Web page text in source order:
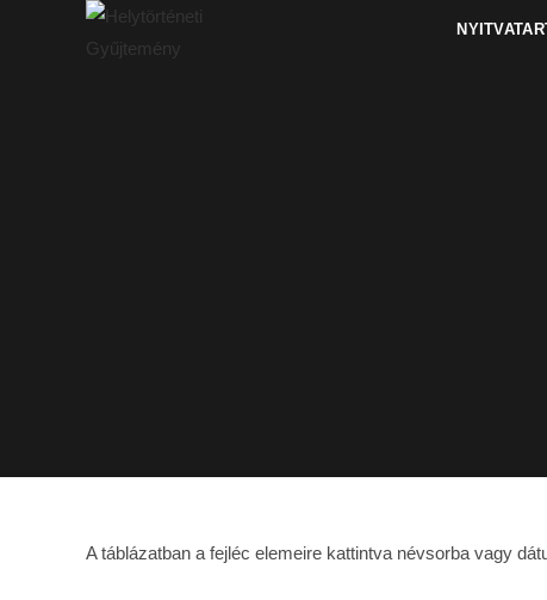
A táblázatban a fejléc elemeire kattintva névsorba vagy